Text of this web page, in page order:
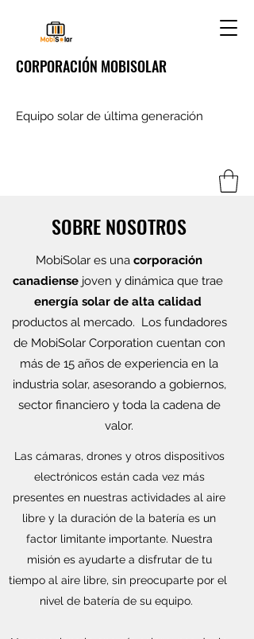
CORPORACIÓN MOBISOLAR
Equipo solar de última generación
SOBRE NOSOTROS
MobiSolar es una corporación
canadiensejoven y dinámica que trae
energía solar de alta calidad
productos al mercado. Los fundadores
de MobiSolar Corporation cuentan con
más de 15 años de experiencia en la
industria solar, asesorando a gobiernos,
sector financiero y toda la cadena de
valor.
Las cámaras, drones y otros dispositivos
electrónicos están cada vez más
presentes en nuestras actividades al aire
libre y la duración de la batería es un
factor limitante importante. Nuestra
misión es ayudarte a disfrutar de tu
tiempo al aire libre, sin preocuparte por el
nivel de batería de su equipo.